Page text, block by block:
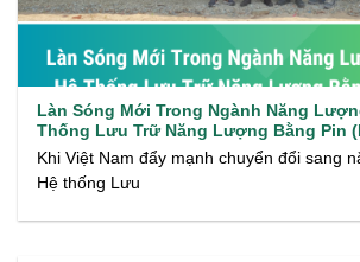
Làn Sóng Mới Trong Ngành Năng
Thống Lưu Trữ Năng Lượng Bằng Pin
Khi Việt Nam đẩy mạnh chuyển đổi sang
Hệ thống Lưu